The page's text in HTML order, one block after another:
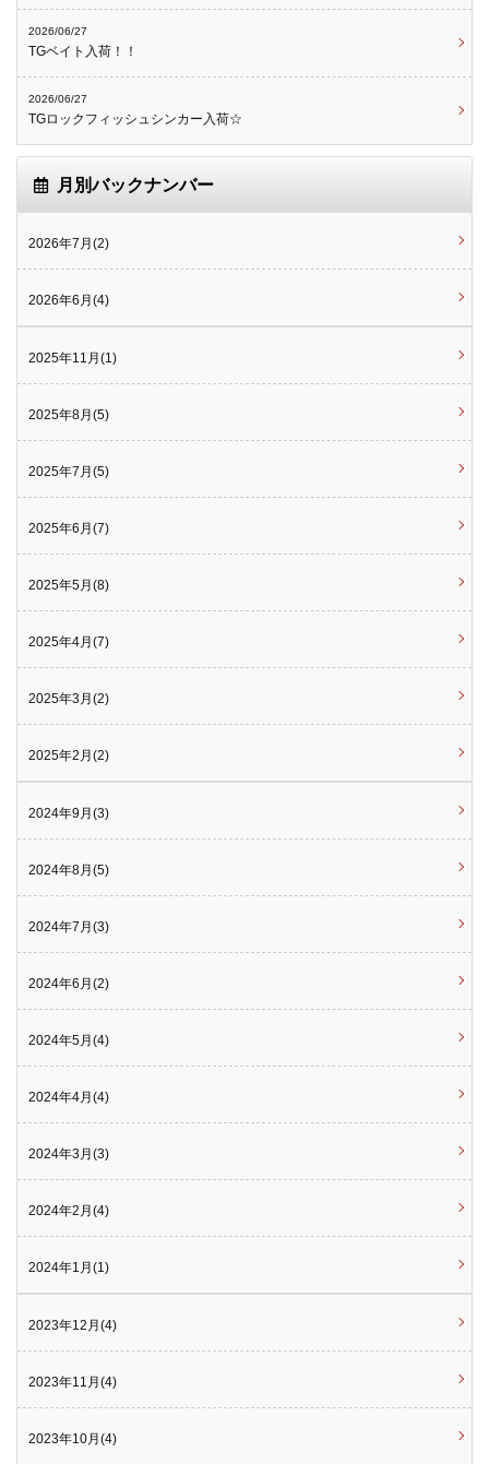
2026/06/27
TGベイト入荷！！
2026/06/27
TGロックフィッシュシンカー入荷☆
月別バックナンバー
2026年7月(2)
2026年6月(4)
2025年11月(1)
2025年8月(5)
2025年7月(5)
2025年6月(7)
2025年5月(8)
2025年4月(7)
2025年3月(2)
2025年2月(2)
2024年9月(3)
2024年8月(5)
2024年7月(3)
2024年6月(2)
2024年5月(4)
2024年4月(4)
2024年3月(3)
2024年2月(4)
2024年1月(1)
2023年12月(4)
2023年11月(4)
2023年10月(4)